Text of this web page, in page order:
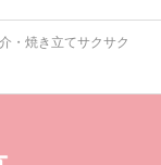
・焼き立てサクサク